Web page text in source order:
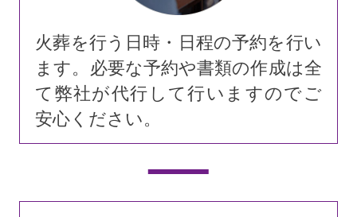
火葬を行う日時・日程の予約を行い
ます。必要な予約や書類の作成は全
て弊社が代行して行いますのでご
安心ください。